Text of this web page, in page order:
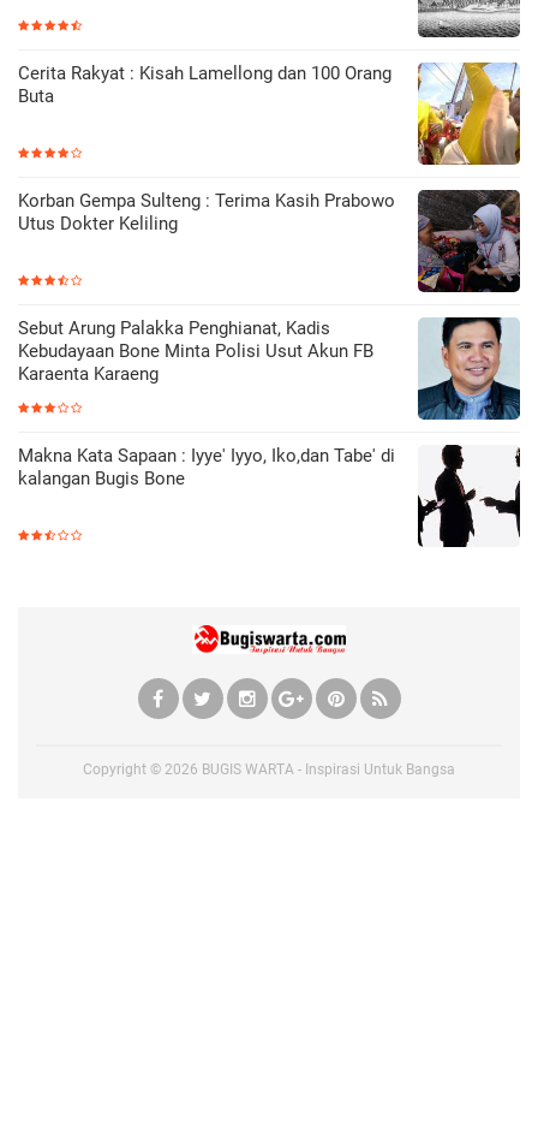
Cerita Rakyat : Kisah Lamellong dan 100 Orang
Buta
Korban Gempa Sulteng : Terima Kasih Prabowo
Utus Dokter Keliling
Sebut Arung Palakka Penghianat, Kadis
Kebudayaan Bone Minta Polisi Usut Akun FB
Karaenta Karaeng
Makna Kata Sapaan : Iyye' Iyyo, Iko,dan Tabe' di
kalangan Bugis Bone
Copyright © 2026 BUGIS WARTA - Inspirasi Untuk Bangsa